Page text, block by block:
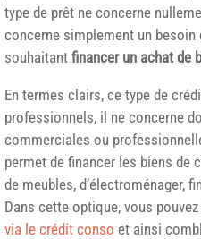
type de prêt ne concerne
concerne simplement un besoin
souhaitant financer un achat de
En termes clairs, ce type de
professionnels, il ne concerne
commerciales ou
permet de financer les biens de
de meubles, d’électroménager,
Dans cette optique, vous
via le crédit conso et ainsi